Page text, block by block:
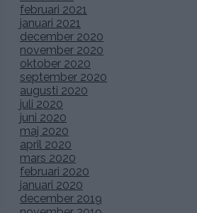
februari 2021
januari 2021
december 2020
november 2020
oktober 2020
september 2020
augusti 2020
juli 2020
juni 2020
maj 2020
april 2020
mars 2020
februari 2020
januari 2020
december 2019